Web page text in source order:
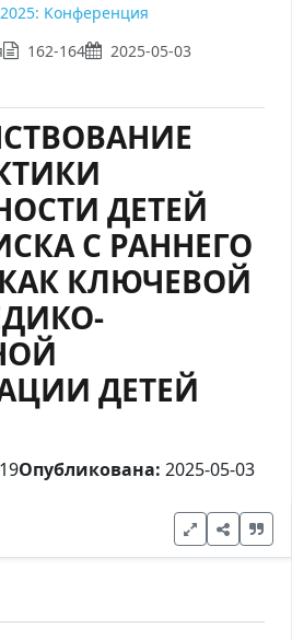
2025: Kонференция
162-164 2025-05-03
ДЕТЕЙ
С РАННЕГО
КЛЮЧЕВОЙ
ДЕТЕЙ
Опубликована: 2025-05-03